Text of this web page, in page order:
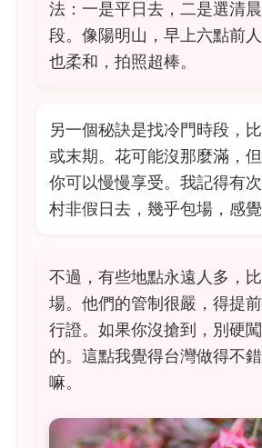
法：一是平日去，二是選清
段。像陽明山，早上六點前
也柔和，拍照超棒。
另一個秘訣是找冷門時段，
或末期。花可能沒那麼滿，但
你可以慢慢享受。我記得有
村非假日去，幾乎包場，感覺
不過，有些地點永遠人多，
場。他們的管制很嚴，得提
行證。如果你沒搶到，別硬
的。這點我覺得台灣做得不
嘛。